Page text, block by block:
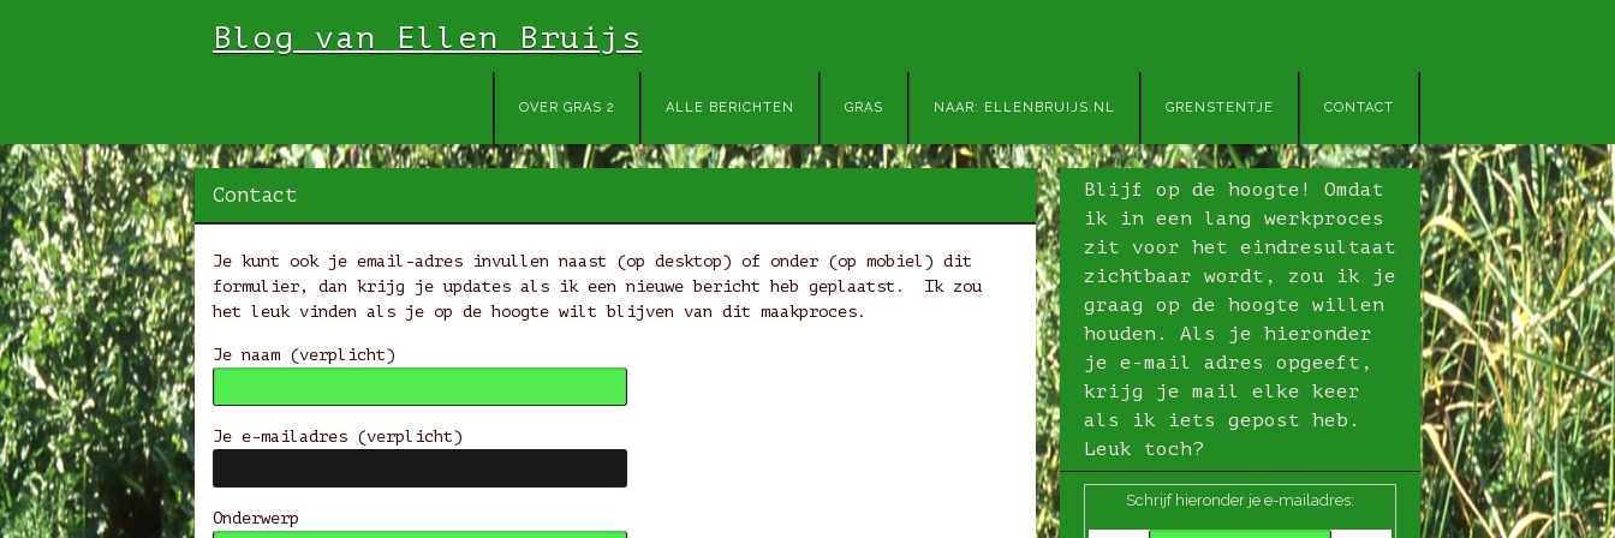
Blog van Ellen Bruijs
Spring
inhoud
OVER GRAS 2 ALLE BERICHTEN GRAS NAAR: ELLENBRUIJS.NL GRENSTENTJE CONTACT
Contact
Je kunt ook je email-adres invullen naast (op desktop) of onder (op mobiel) dit
formulier, dan krijg je updates als ik een nieuwe bericht heb geplaatst. Ik zou
het leuk vinden als je op de hoogte wilt blijven van dit maakproces.
Je naam (verplicht)
Je e-mailadres (verplicht)
Onderwerp
Blijf op de hoogte! Omdat
ik in een lang werkproces
zit voor het eindresultaat
zichtbaar wordt, zou ik je
graag op de hoogte willen
houden. Als je hieronder
je e-mail adres opgeeft,
krijg je mail elke keer
als ik iets gepost heb.
Leuk toch?
Schrijf hieronder je e-mailadres: